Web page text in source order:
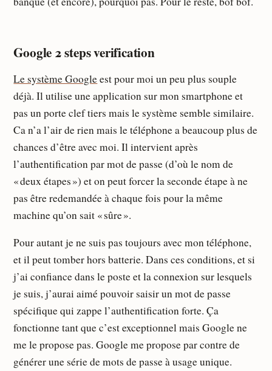
Google 2 steps verification
Le système Googleest pour moi un peu plus souple
déjà. Il utilise une application sur mon smartphone et
pas un porte clef tiers mais le système semble similaire.
Ca n’a l’air de rien mais le téléphone a beaucoup plus de
chances d’être avec moi. Il intervient après
l’authentification par mot de passe (d’où le nom de
« deux étapes ») et on peut forcer la seconde étape à ne
pas être redemandée à chaque fois pour la même
machine qu’on sait « sûre ».
Pour autant je ne suis pas toujours avec mon téléphone,
et il peut tomber hors batterie. Dans ces conditions, et si
j’ai confiance dans le poste et la connexion sur lesquels
je suis, j’aurai aimé pouvoir saisir un mot de passe
spécifique qui zappe l’authentification forte. Ça
fonctionne tant que c’est exceptionnel mais Google ne
me le propose pas. Google me propose par contre de
générer une série de mots de passe à usage unique.